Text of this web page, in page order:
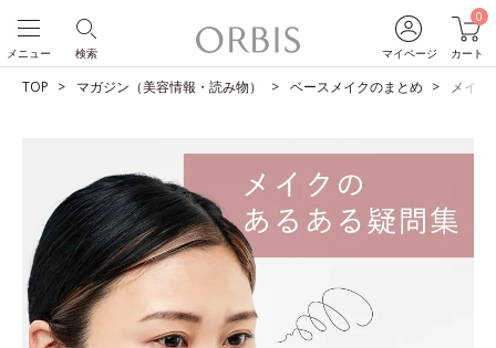
マイページ
0
カート
検索
メニュー
TOP マガジン（美容情報・読み物） ベースメイクのまとめ メイ